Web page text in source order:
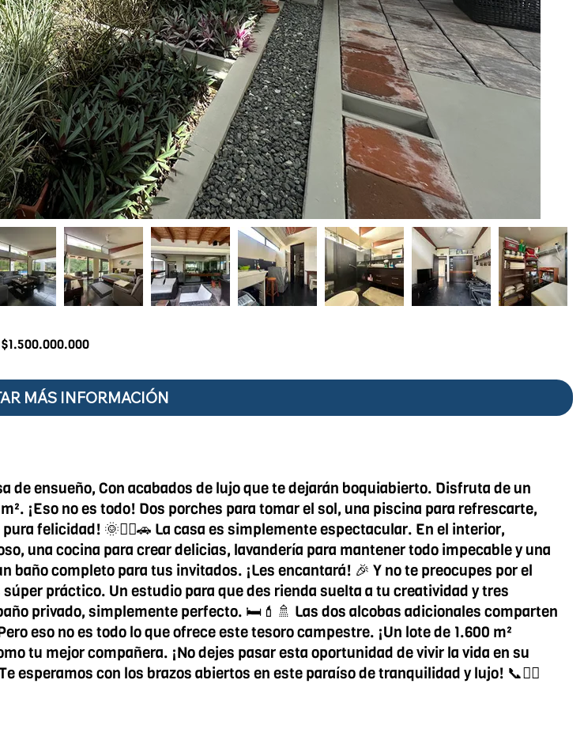
MÁS INFORMACIÓN
ensueño, Con acabados de lujo que te dejarán boquiabierto. Disfruta de un
¡Eso no es todo! Dos porches para tomar el sol, una piscina para refrescarte,
felicidad! 🌞🏊‍♂️🚗 La casa es simplemente espectacular. En el interior,
una cocina para crear delicias, lavandería para mantener todo impecable y una
baño completo para tus invitados. ¡Les encantará! 🎉 Y no te preocupes por el
práctico. Un estudio para que des rienda suelta a tu creatividad y tres
privado, simplemente perfecto. 🛏️💄🚿 Las dos alcobas adicionales comparten
eso no es todo lo que ofrece este tesoro campestre. ¡Un lote de 1.600 m²
tu mejor compañera. ¡No dejes pasar esta oportunidad de vivir la vida en su
esperamos con los brazos abiertos en este paraíso de tranquilidad y lujo! 📞🏃‍♂️